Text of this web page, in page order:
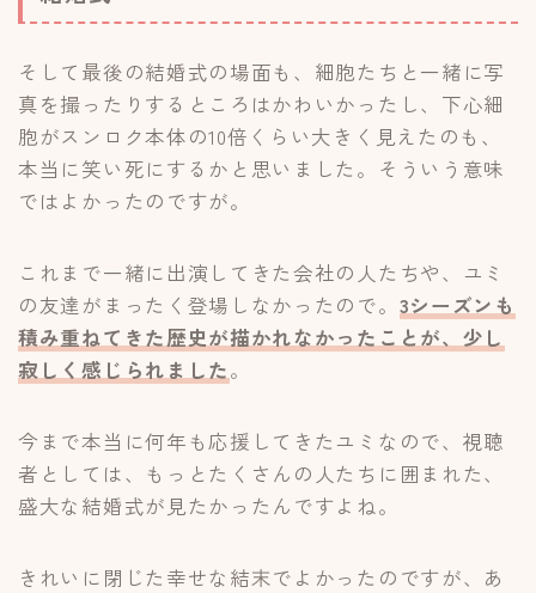
そして最後の結婚式の場面も、細胞たちと一緒に写
真を撮ったりするところはかわいかったし、下心細
胞がスンロク本体の10倍くらい大きく見えたのも、
本当に笑い死にするかと思いました。そういう意味
ではよかったのですが。
これまで一緒に出演してきた会社の人たちや、ユミ
の友達がまったく登場しなかったので。 3シーズンも
積み重ねてきた歴史が描かれなかったことが、少し
寂しく感じられました。
今まで本当に何年も応援してきたユミなので、視聴
者としては、もっとたくさんの人たちに囲まれた、
盛大な結婚式が見たかったんですよね。
きれいに閉じた幸せな結末でよかったのですが、あ